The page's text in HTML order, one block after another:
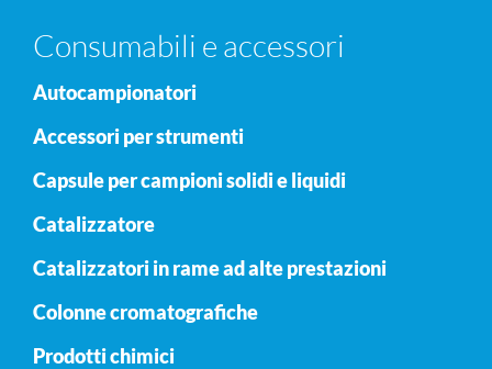
Consumabili e accessori
Autocampionatori
Accessori per strumenti
Capsule per campioni solidi e liquidi
Catalizzatore
Catalizzatori in rame ad alte prestazioni
Colonne cromatografiche
Prodotti chimici